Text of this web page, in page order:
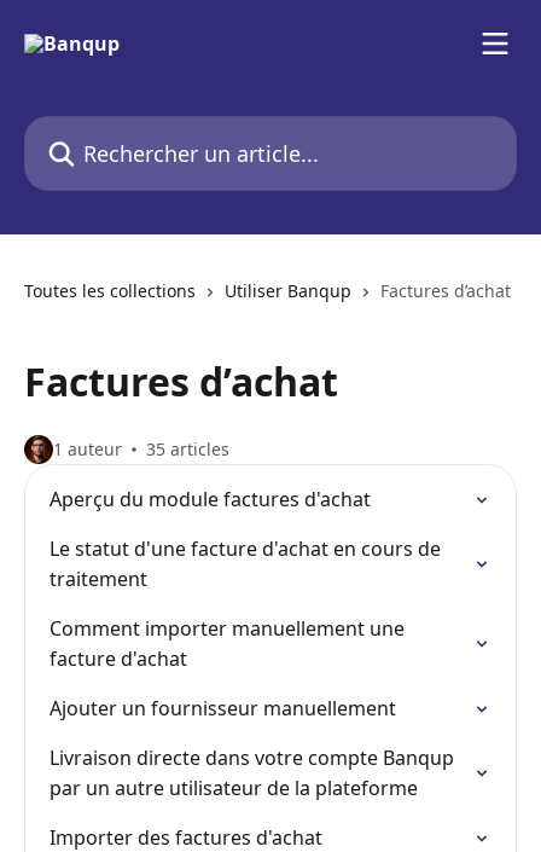
Rechercher un article...
Toutes les collections Utiliser Banqup Factures d’achat
Factures d’achat
1 auteur 35 articles
Aperçu du module factures d'achat
Le statut d'une facture d'achat en cours de
traitement
Comment importer manuellement une
facture d'achat
Ajouter un fournisseur manuellement
Livraison directe dans votre compte Banqup
par un autre utilisateur de la plateforme
Importer des factures d'achat